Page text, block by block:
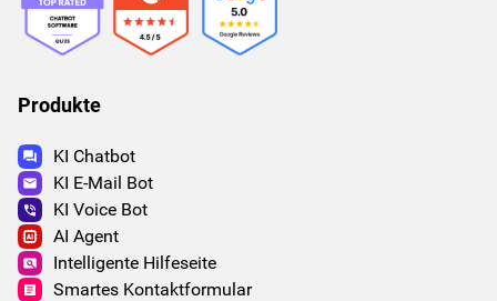
Produkte
KI Chatbot
KI E-Mail Bot
KI Voice Bot
AI Agent
Intelligente Hilfeseite
Smartes Kontaktformular